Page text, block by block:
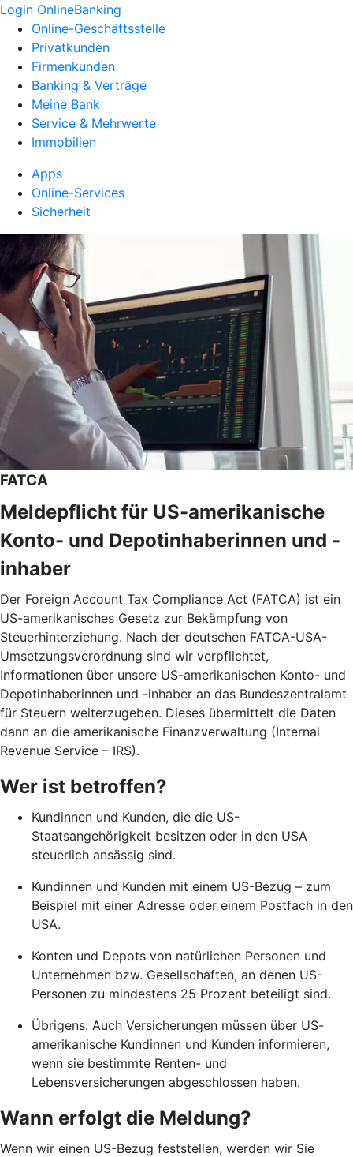
Login OnlineBanking
Online-Geschäftsstelle
Privatkunden
Firmenkunden
Banking & Verträge
Meine Bank
Service & Mehrwerte
Immobilien
Apps
Online-Services
Sicherheit
FATCA
Meldepflicht für US-amerikanische
Konto- und Depotinhaberinnen und -
inhaber
Der Foreign Account Tax Compliance Act (FATCA) ist ein
US-amerikanisches Gesetz zur Bekämpfung von
Steuerhinterziehung. Nach der deutschen FATCA-USA-
Umsetzungsverordnung sind wir verpflichtet,
Informationen über unsere US-amerikanischen Konto- und
Depotinhaberinnen und -inhaber an das Bundeszentralamt
für Steuern weiterzugeben. Dieses übermittelt die Daten
dann an die amerikanische Finanzverwaltung (Internal
Revenue Service – IRS).
Wer ist betroffen?
Kundinnen und Kunden, die die US-
Staatsangehörigkeit besitzen oder in den USA
steuerlich ansässig sind.
Kundinnen und Kunden mit einem US-Bezug – zum
Beispiel mit einer Adresse oder einem Postfach in den
USA.
Konten und Depots von natürlichen Personen und
Unternehmen bzw. Gesellschaften, an denen US-
Personen zu mindestens 25 Prozent beteiligt sind.
Übrigens: Auch Versicherungen müssen über US-
amerikanische Kundinnen und Kunden informieren,
wenn sie bestimmte Renten- und
Lebensversicherungen abgeschlossen haben.
Wann erfolgt die Meldung?
Wenn wir einen US-Bezug feststellen, werden wir Sie